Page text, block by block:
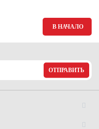
В НАЧАЛО
ОТПРАВИТЬ